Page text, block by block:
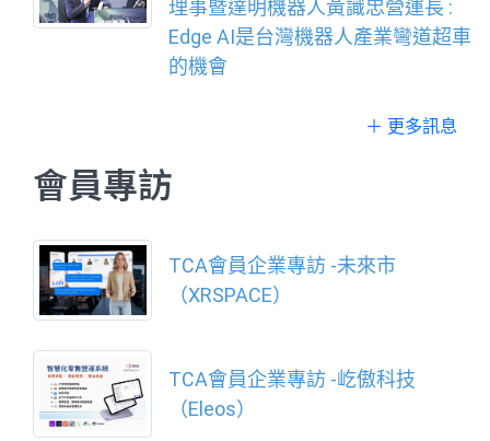
理事暨達明機器人黃識忠營運長 :
Edge AI是台灣機器人產業彎道超車
的機會
＋ 更多訊息
會員專訪
TCA會員企業專訪 -未來市
（XRSPACE）
TCA會員企業專訪 -屹傲科技
（Eleos）